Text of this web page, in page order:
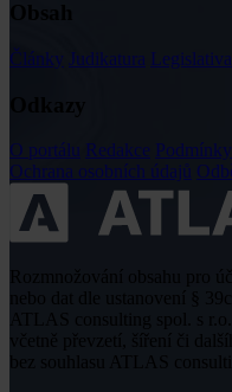
Články Judikatura Legislativa
O portálu Redakce
Ochrana osobních údajů
včetně převzetí, šíření či